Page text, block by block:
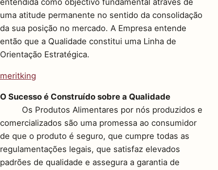
uma atitude permanente no sentido da consolidação
da sua posição no mercado. A Empresa entende
então que a Qualidade constitui uma Linha de
Orientação Estratégica.
meritking
O Sucesso é Construído sobre a Qualidade
Os Produtos Alimentares por nós produzidos e
comercializados são uma promessa ao consumidor
de que o produto é seguro, que cumpre todas as
regulamentações legais, que satisfaz elevados
padrões de qualidade e assegura a garantia de